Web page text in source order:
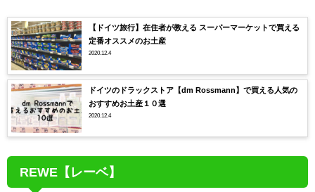
【ドイツ旅行】在住者が教える スーパーマーケットで買える
定番オススメのお土産
2020.12.4
ドイツのドラックストア【dm Rossmann】で買える人気の
おすすめお土産１０選
2020.12.4
REWE【レーベ】